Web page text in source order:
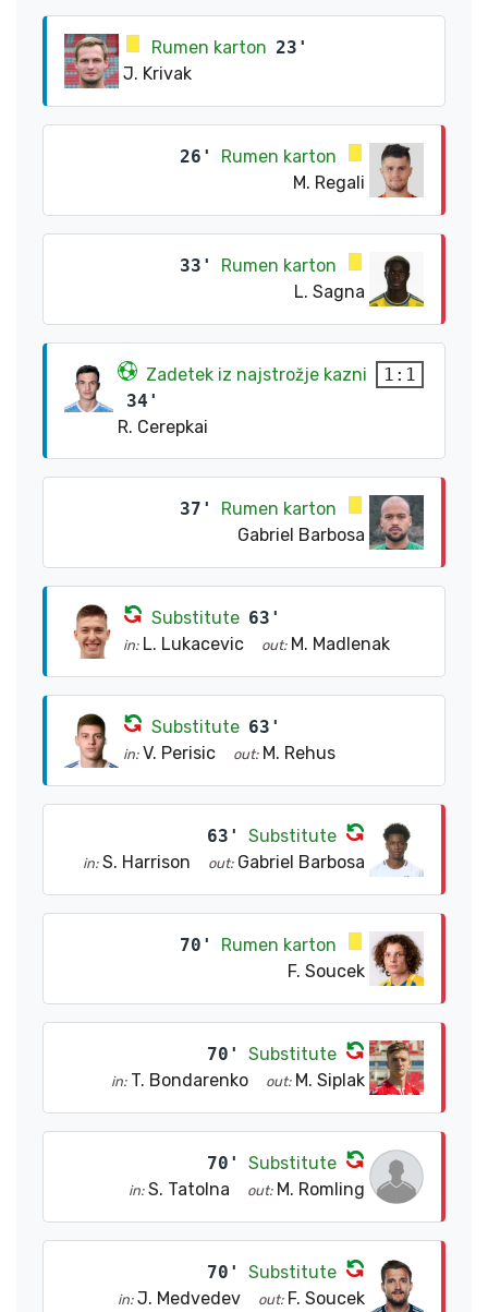
Rumen karton 23'
J. Krivak
26'
Rumen karton
M. Regali
33'
Rumen karton
L. Sagna
Zadetek iz najstrožje kazni
1:1
34'
R. Cerepkai
37'
Rumen karton
Gabriel Barbosa
Substitute 63'
in: L. Lukacevic out: M. Madlenak
Substitute 63'
in: V. Perisic out: M. Rehus
63' Substitute
in: S. Harrison out: Gabriel Barbosa
70'
Rumen karton
F. Soucek
70' Substitute
in: T. Bondarenko out: M. Siplak
70' Substitute
in: S. Tatolna out: M. Romling
70' Substitute
in: J. Medvedev out: F. Soucek